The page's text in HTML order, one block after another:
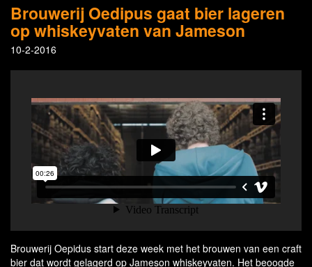
Brouwerij Oedipus gaat bier lageren
op whiskeyvaten van Jameson
10-2-2016
Brouwerij Oepidus start deze week met het brouwen van een craft
bier dat wordt gelagerd op Jameson whiskeyvaten. Het beoogde